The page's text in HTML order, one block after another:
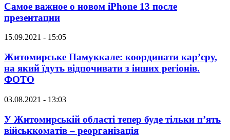
Самое важное о новом iPhone 13 после
презентации
15.09.2021 - 15:05
Житомирське Памуккале: координати кар’єру,
на який їдуть відпочивати з інших регіонів.
ФОТО
03.08.2021 - 13:03
У Житомирській області тепер буде тільки п’ять
військкоматів – реорганізація